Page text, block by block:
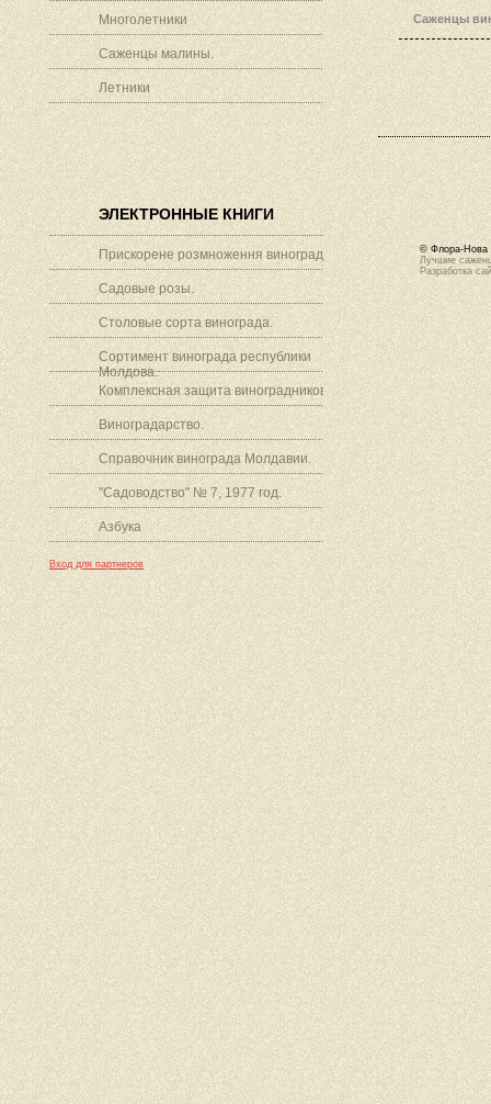
Многолетники
Саженцы малины.
Летники
ЭЛЕКТРОННЫЕ КНИГИ
Прискорене розмноження винограду.
Садовые розы.
Столовые сорта винограда.
Сортимент винограда республики
Молдова.
Комплексная защита виноградников.
Виноградарство.
Справочник винограда Молдавии.
"Садоводство" № 7, 1977 год.
Азбука
Вход для партнеров
Саженцы
© Флора-Нова
Лучшие
Разработка